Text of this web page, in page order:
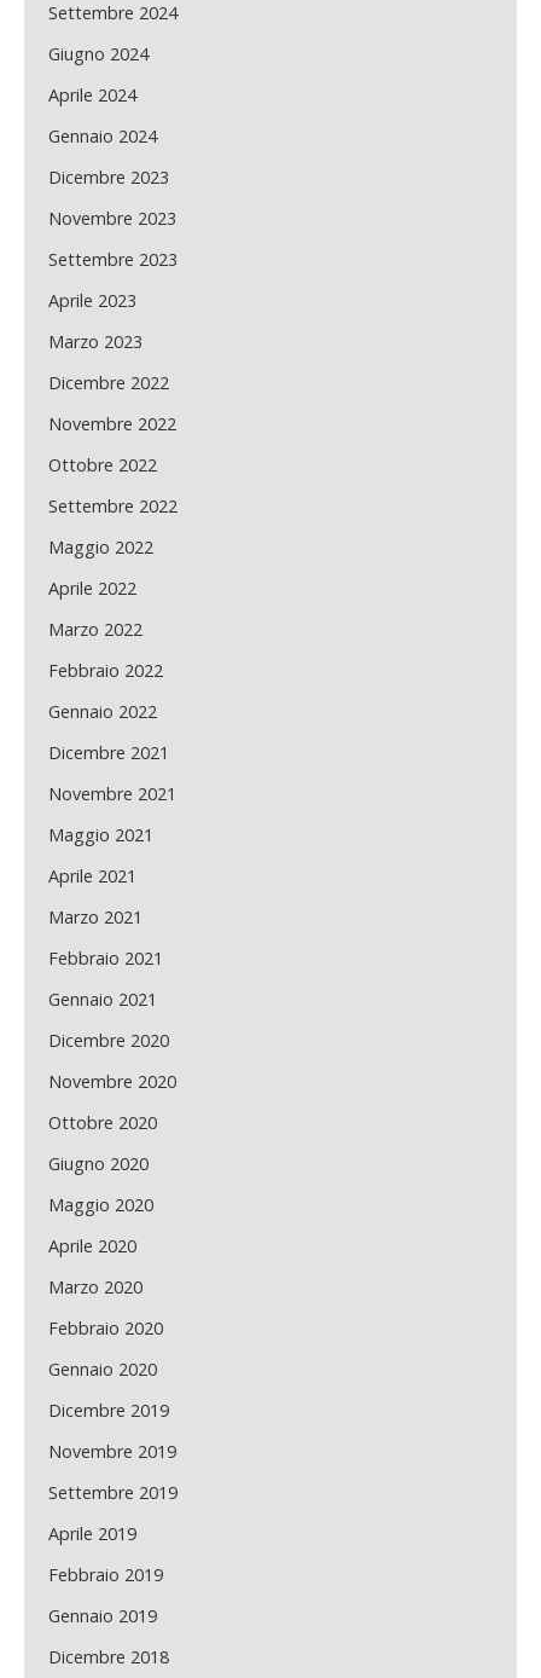
Settembre 2024
Giugno 2024
Aprile 2024
Gennaio 2024
Dicembre 2023
Novembre 2023
Settembre 2023
Aprile 2023
Marzo 2023
Dicembre 2022
Novembre 2022
Ottobre 2022
Settembre 2022
Maggio 2022
Aprile 2022
Marzo 2022
Febbraio 2022
Gennaio 2022
Dicembre 2021
Novembre 2021
Maggio 2021
Aprile 2021
Marzo 2021
Febbraio 2021
Gennaio 2021
Dicembre 2020
Novembre 2020
Ottobre 2020
Giugno 2020
Maggio 2020
Aprile 2020
Marzo 2020
Febbraio 2020
Gennaio 2020
Dicembre 2019
Novembre 2019
Settembre 2019
Aprile 2019
Febbraio 2019
Gennaio 2019
Dicembre 2018